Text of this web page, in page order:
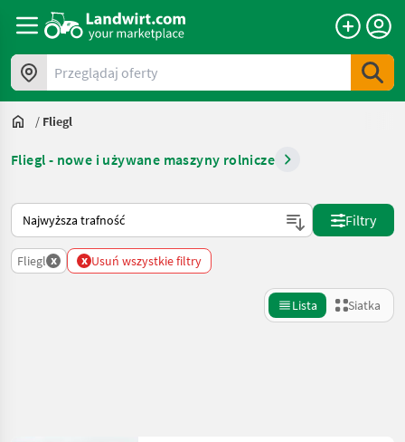
Przeglądaj oferty
/ Fliegl
Fliegl - nowe i używane maszyny rolnicze
Tak sortuje się na Landwirt.com
Filtry
Fliegl x x Usuń wszystkie filtry
Lista Siatka